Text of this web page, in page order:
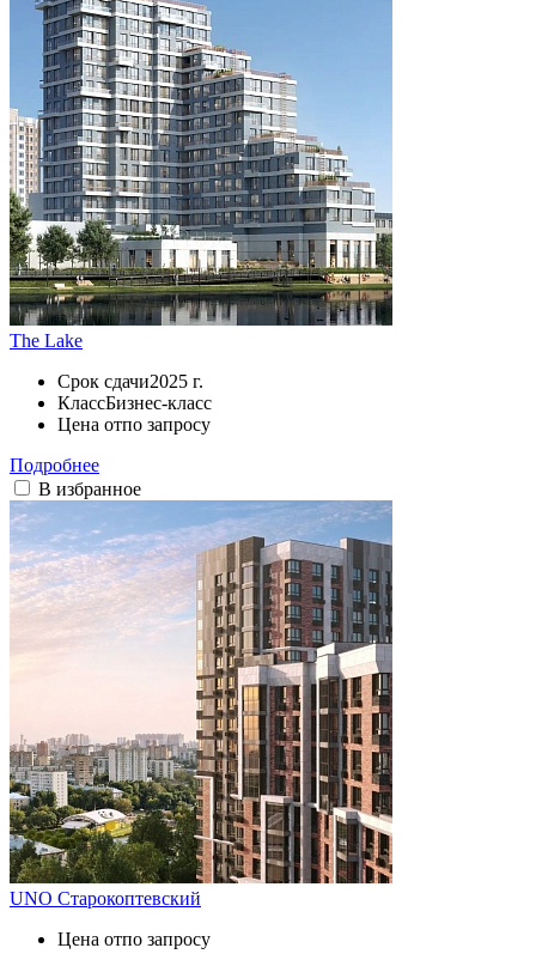
The Lake
Срок сдачи2025 г.
КлассБизнес-класс
Цена отпо запросу
Подробнее
В избранное
UNO Старокоптевский
Цена отпо запросу